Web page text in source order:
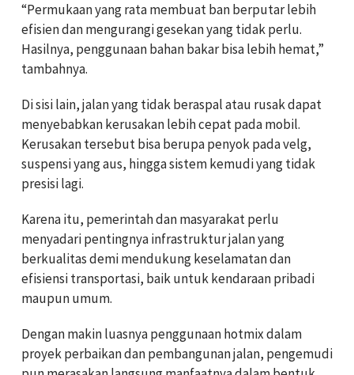
“Permukaan yang rata membuat ban berputar lebih
efisien dan mengurangi gesekan yang tidak perlu.
Hasilnya, penggunaan bahan bakar bisa lebih hemat,”
tambahnya.
Di sisi lain, jalan yang tidak beraspal atau rusak dapat
menyebabkan kerusakan lebih cepat pada mobil.
Kerusakan tersebut bisa berupa penyok pada velg,
suspensi yang aus, hingga sistem kemudi yang tidak
presisi lagi.
Karena itu, pemerintah dan masyarakat perlu
menyadari pentingnya infrastruktur jalan yang
berkualitas demi mendukung keselamatan dan
efisiensi transportasi, baik untuk kendaraan pribadi
maupun umum.
Dengan makin luasnya penggunaan hotmix dalam
proyek perbaikan dan pembangunan jalan, pengemudi